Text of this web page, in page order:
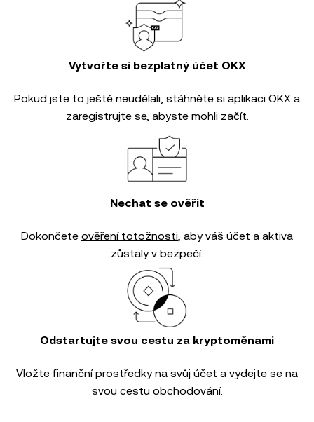
Vytvořte si bezplatný účet OKX
Pokud jste to ještě neudělali, stáhněte si aplikaci OKX a
zaregistrujte se, abyste mohli začít.
Nechat se ověřit
Dokončete ověření totožnosti, aby váš účet a aktiva
zůstaly v bezpečí.
Odstartujte svou cestu za kryptoměnami
Vložte finanční prostředky na svůj účet a vydejte se na
svou cestu obchodování.